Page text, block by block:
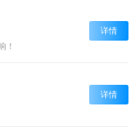
！
详情
详情